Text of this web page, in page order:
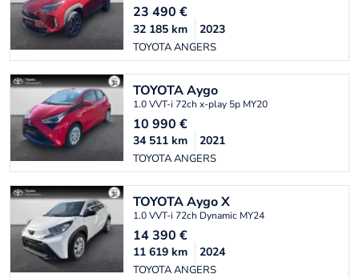
23 490 €
TOYOTA ANGERS
32 185 km 2023
TOYOTAAygo
1.0 VVT-i 72ch x-play 5p MY20
10 990 €
TOYOTA ANGERS
34 511 km 2021
TOYOTAAygo X
1.0 VVT-i 72ch Dynamic MY24
14 390 €
TOYOTA ANGERS
11 619 km 2024